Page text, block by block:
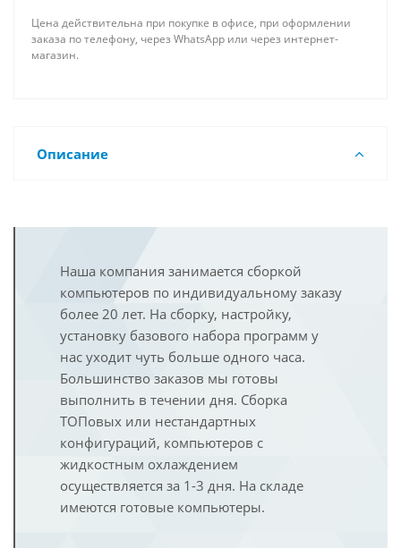
Цена действительна при покупке в офисе, при оформлении
заказа по телефону, через WhatsApp или через интернет-
магазин.
Описание
Наша компания занимается сборкой
компьютеров по индивидуальному заказу
более 20 лет. На сборку, настройку,
установку базового набора программ у
нас уходит чуть больше одного часа.
Большинство заказов мы готовы
выполнить в течении дня. Сборка
ТОПовых или нестандартных
конфигураций, компьютеров с
жидкостным охлаждением
осуществляется за 1-3 дня. На складе
имеются готовые компьютеры.